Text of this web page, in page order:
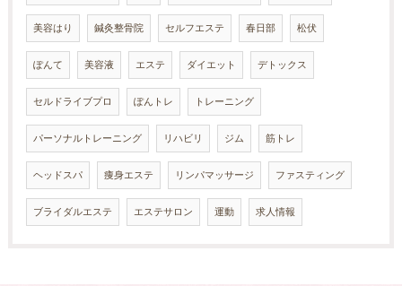
美容はり 鍼灸整骨院 セルフエステ 春日部 松伏
ぽんて 美容液 エステ ダイエット デトックス
セルドライブプロ ぽんトレ トレーニング
パーソナルトレーニング リハビリ ジム 筋トレ
ヘッドスパ 痩身エステ リンパマッサージ ファスティング
ブライダルエステ エステサロン 運動 求人情報